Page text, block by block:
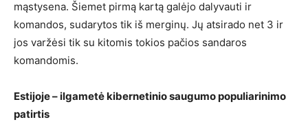
mąstysena. Šiemet pirmą kartą galėjo dalyvauti ir
komandos, sudarytos tik iš merginų. Jų atsirado net 3 ir
jos varžėsi tik su kitomis tokios pačios sandaros
komandomis.
Estijoje – ilgametė kibernetinio saugumo populiarinimo
patirtis